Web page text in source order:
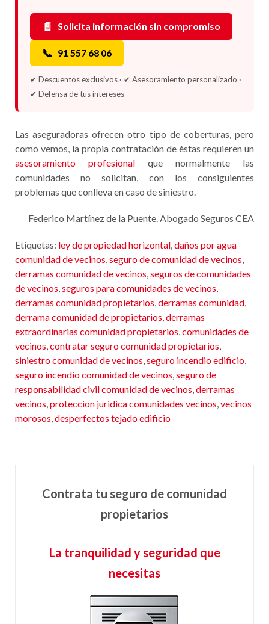
📄 Solicita información sin compromiso
📞 91 557 68 06
✔ Descuentos exclusivos · ✔ Asesoramiento personalizado ·
✔ Defensa de tus intereses
Las aseguradoras ofrecen otro tipo de coberturas, pero
como vemos, la propia contratación de éstas requieren un
asesoramiento profesional que normalmente las
comunidades no solicitan, con los consiguientes
problemas que conlleva en caso de siniestro.
Federico Martínez de la Puente. Abogado Seguros CEA
Etiquetas: ley de propiedad horizontal,daños por agua
comunidad de vecinos,seguro de comunidad de vecinos,
derramas comunidad de vecinos,seguros de comunidades
de vecinos,seguros para comunidades de vecinos,
derramas comunidad propietarios,derramas comunidad,
derrama comunidad de propietarios,derramas
extraordinarias comunidad propietarios,comunidades de
vecinos,contratar seguro comunidad propietarios,
siniestro comunidad de vecinos,seguro incendio edificio,
seguro incendio comunidad de vecinos,seguro de
responsabilidad civil comunidad de vecinos,derramas
vecinos,proteccion juridica comunidades vecinos,vecinos
morosos,desperfectos tejado edificio
Contrata tu seguro de comunidad
propietarios
La tranquilidad y seguridad que
necesitas